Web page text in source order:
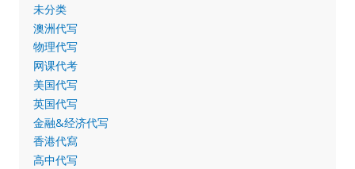
未分类
澳洲代写
物理代写
网课代考
美国代写
英国代写
金融&经济代写
香港代寫
高中代写